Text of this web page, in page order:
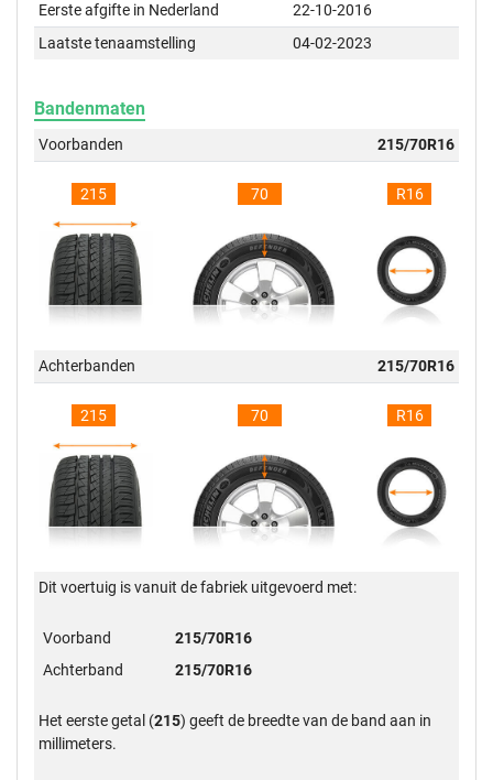
Eerste afgifte in Nederland
22-10-2016
Laatste tenaamstelling
04-02-2023
Bandenmaten
Voorbanden 215/70R16
215 70 R16
Achterbanden 215/70R16
215 70 R16
Dit voertuig is vanuit de fabriek uitgevoerd met:
Voorband
215/70R16
Achterband
215/70R16
Het eerste getal (215) geeft de breedte van de band aan in
millimeters.